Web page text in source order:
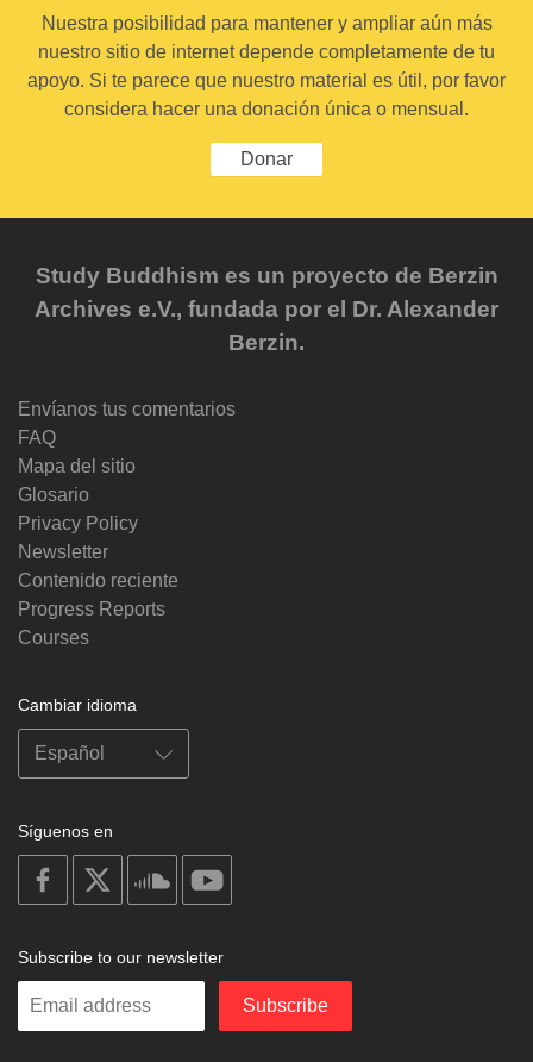
Nuestra posibilidad para mantener y ampliar aún más
nuestro sitio de internet depende completamente de tu
apoyo. Si te parece que nuestro material es útil, por favor
considera hacer una donación única o mensual.
Donar
Study Buddhism es un proyecto de Berzin
Archives e.V., fundada por el Dr. Alexander
Berzin.
Envíanos tus comentarios
FAQ
Mapa del sitio
Glosario
Privacy Policy
Newsletter
Contenido reciente
Progress Reports
Courses
Cambiar idioma
Síguenos en
on
facebook
soundcloud
Subscribe to our newsletter
Enter
Subscribe